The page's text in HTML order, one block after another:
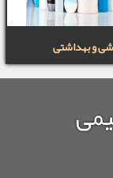
و بهداشتی